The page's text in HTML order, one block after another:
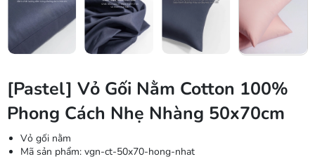
[Pastel] Vỏ Gối Nằm Cotton 100%
Phong Cách Nhẹ Nhàng 50x70cm
Vỏ gối nằm
Mã sản phẩm: vgn-ct-50x70-hong-nhat